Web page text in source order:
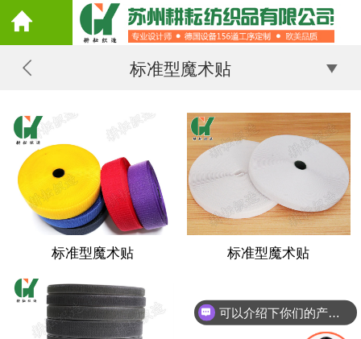
标准型魔术贴
标准型魔术贴 标准型魔术贴
可以介绍下你们的产品么